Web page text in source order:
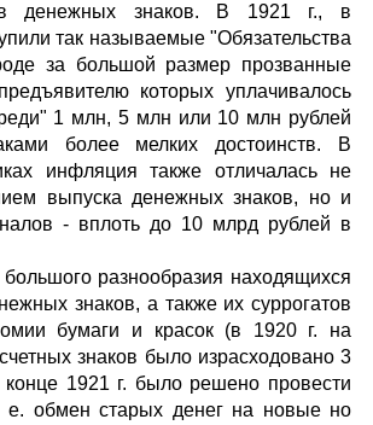
денежных знаков. В 1921 г., в
так называемые "Обязательства
за большой размер прозванные
которых уплачивалось
1 млн, 5 млн или 10 млн рублей
более мелких достоинств. В
инфляция также отличалась не
выпуска денежных знаков, но и
- вплоть до 10 млрд рублей в
разнообразия находящихся
знаков, а также их суррогатов
бумаги и красок (в 1920 г. на
знаков было израсходовано 3
1921 г. было решено провести
е. обмен старых денег на новые но